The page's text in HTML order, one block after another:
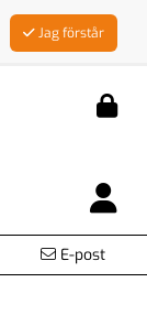
Jag förstår
E-post